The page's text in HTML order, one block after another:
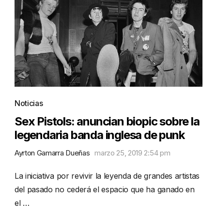
Noticias
Sex Pistols: anuncian biopic sobre la
legendaria banda inglesa de punk
Ayrton Gamarra Dueñas marzo 25, 2019 2:54 pm
La iniciativa por revivir la leyenda de grandes artistas
del pasado no cederá el espacio que ha ganado en
el …